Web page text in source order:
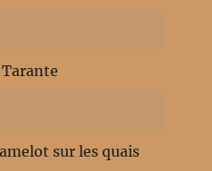
sur les quais